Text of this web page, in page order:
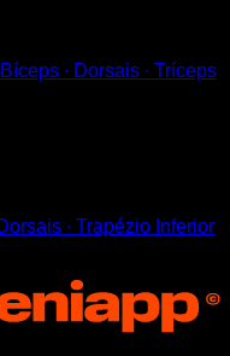
∙ Dorsais ∙ Tríceps
∙ Trapézio Inferior